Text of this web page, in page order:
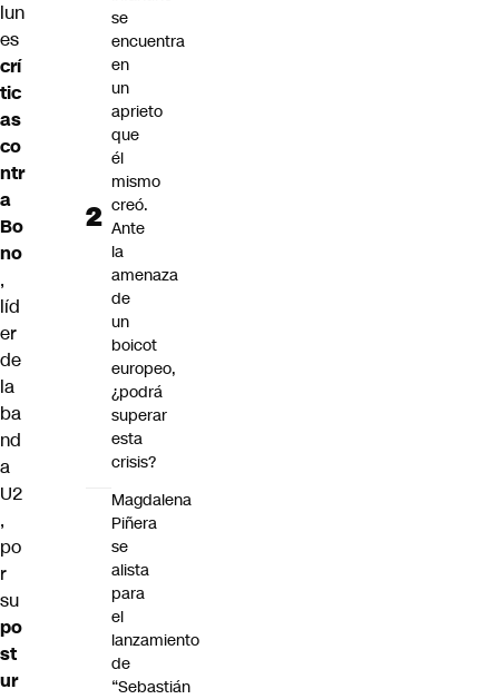
lun
es
crí
tic
as
co
ntr
a
Bo
no
,
líd
er
de
la
ba
nd
a
U2
,
po
r
su
po
st
ur
se
encuentra
en
un
aprieto
que
él
mismo
creó.
Ante
la
amenaza
de
un
boicot
europeo,
¿podrá
superar
esta
crisis?
Magdalena
Piñera
se
alista
para
el
lanzamiento
de
“Sebastián